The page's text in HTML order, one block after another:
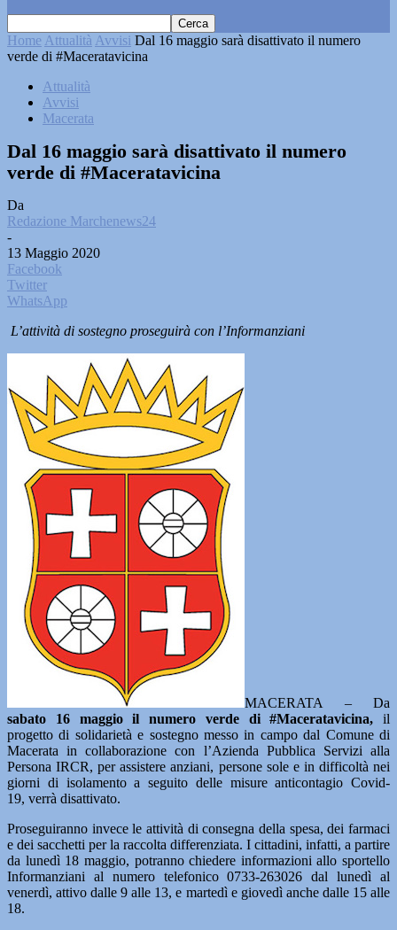
Home Attualità Avvisi Dal 16 maggio sarà disattivato il numero
verde di #Maceratavicina
Attualità
Avvisi
Macerata
Dal 16 maggio sarà disattivato il numero
verde di #Maceratavicina
Da
Redazione Marchenews24
-
13 Maggio 2020
Facebook
Twitter
WhatsApp
L’attività di sostegno proseguirà con l’Informanziani
MACERATA – Da
sabato 16 maggio il numero verde di #Maceratavicina, il
progetto di solidarietà e sostegno messo in campo dal Comune di
Macerata in collaborazione con l’Azienda Pubblica Servizi alla
Persona IRCR, per assistere anziani, persone sole e in difficoltà nei
giorni di isolamento a seguito delle misure anticontagio Covid-
19, verrà disattivato.
Proseguiranno invece le attività di consegna della spesa, dei farmaci
e dei sacchetti per la raccolta differenziata. I cittadini, infatti, a partire
da lunedì 18 maggio, potranno chiedere informazioni allo sportello
Informanziani al numero telefonico 0733-263026 dal lunedì al
venerdì, attivo dalle 9 alle 13, e martedì e giovedì anche dalle 15 alle
18.